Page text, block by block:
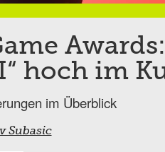
hoch im
im Überblick
Subasic